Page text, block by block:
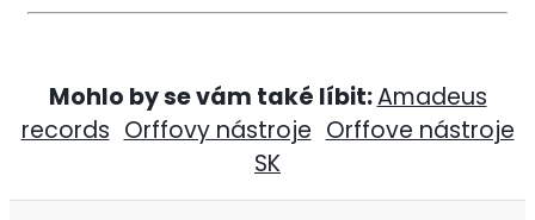
Mohlo by se vám také líbit:Amadeus
records Orffovy nástroje Orffove nástroje
SK